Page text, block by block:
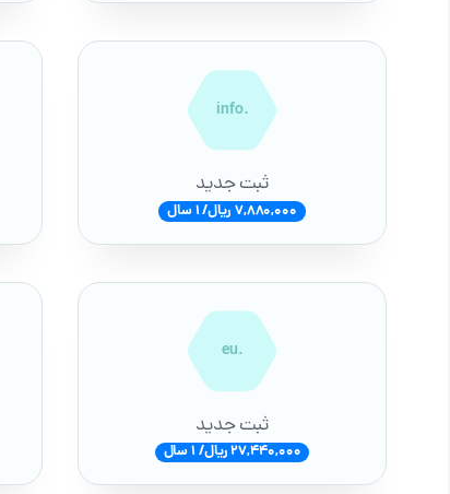
.info
ثبت جدید
7,880,000 ریال/ 1 سال
.eu
ثبت جدید
27,440,000 ریال/ 1 سال